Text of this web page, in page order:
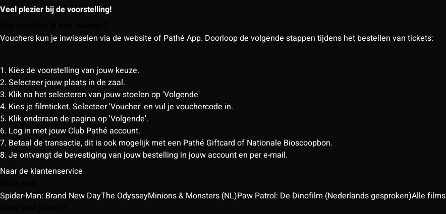
Veel plezier bij de voorstelling!
Vouchers kun je inwisselen via de website of Pathé App. Doorloop de volgende stappen tijdens het bestellen van tickets:
1. Kies de voorstelling van jouw keuze.
2. Selecteer jouw plaats in de zaal.
3. Klik na het selecteren van jouw stoelen op 'Volgende'
4. Kies je filmticket. Selecteer 'Voucher' en vul je vouchercode in.
5. Klik onderaan de pagina op 'Volgende'.
6. Log in met jouw Club Pathé account.
7. Betaal de transactie, dit is ook mogelijk met een Pathé Giftcard of Nationale Bioscoopbon.
8. Je ontvangt de bevestiging van jouw bestelling in jouw account en per e-mail.
Naar de klantenservice
Spider-Man: Brand New DayThe OdysseyMinions & Monsters (NL)Paw Patrol: De Dinofilm (Nederlands gesproken)Alle films